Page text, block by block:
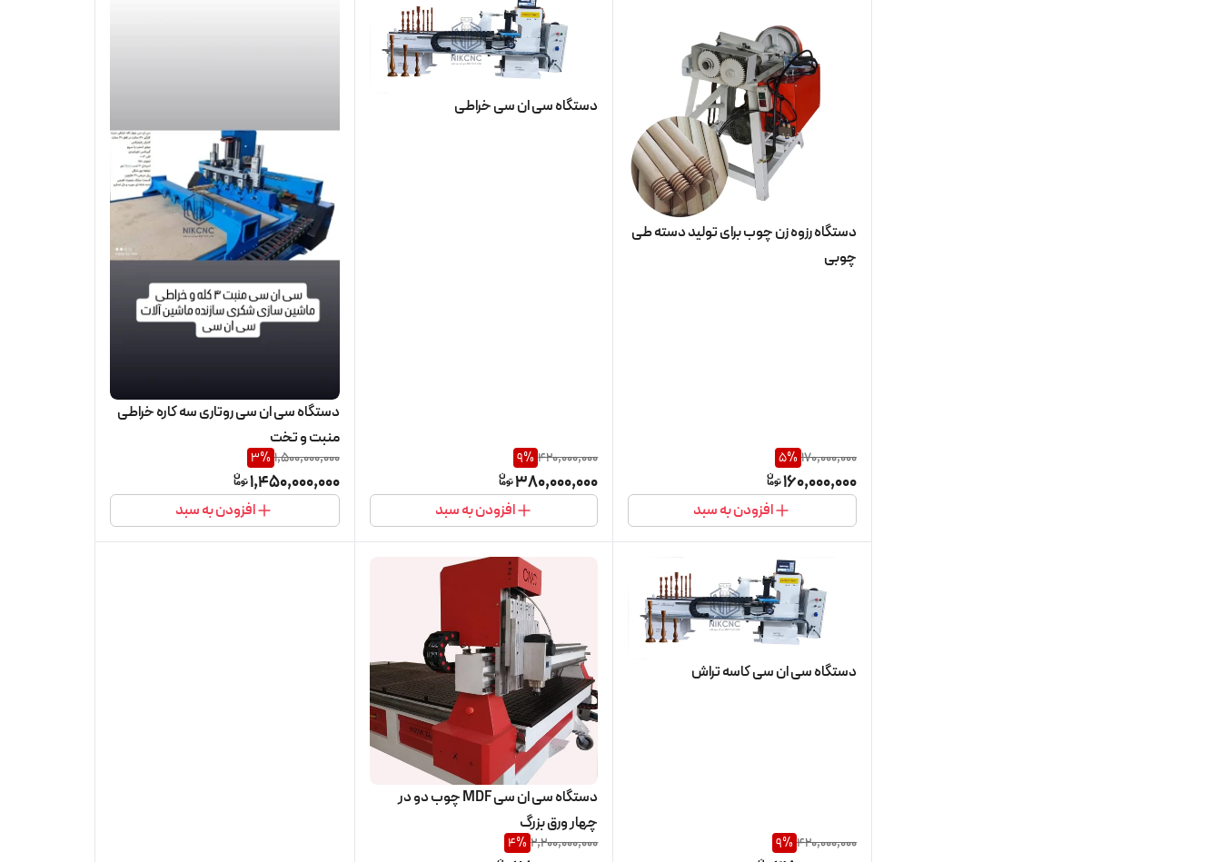
دستگاه رزوه زن چوب برای تولید دسته طی
چوبی
170,000,000
5%
160,000,000
افزودن به سبد
دستگاه سی ان سی خراطی
420,000,000
9%
380,000,000
افزودن به سبد
دستگاه سی ان سی روتاری سه کاره خراطی
منبت و تخت
1,500,000,000
3%
1,450,000,000
افزودن به سبد
دستگاه سی ان سی کاسه تراش
420,000,000
9%
دستگاه سی ان سی MDF چوب دو در
چهار ورق بزرگ
2,200,000,000
4%